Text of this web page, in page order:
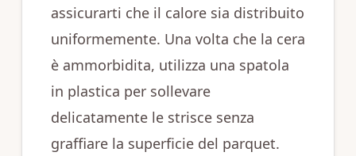
assicurarti che il calore sia distribuito
uniformemente. Una volta che la cera
è ammorbidita, utilizza una spatola
in plastica per sollevare
delicatamente le strisce senza
graffiare la superficie del parquet.